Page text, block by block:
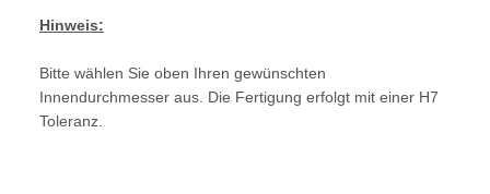
Hinweis:
Bitte wählen Sie oben Ihren gewünschten
Innendurchmesser aus. Die Fertigung erfolgt mit einer H7
Toleranz.